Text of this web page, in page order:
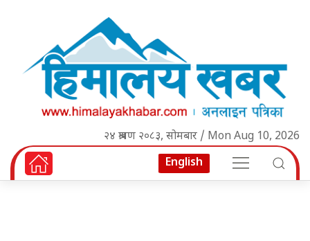
२४ श्रावण २०८३, सोमबार / Mon Aug 10, 2026
English